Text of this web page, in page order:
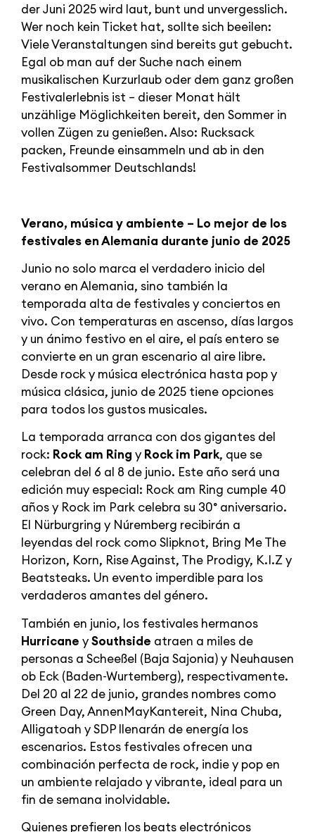
der Juni 2025 wird laut, bunt und unvergesslich.
Wer noch kein Ticket hat, sollte sich beeilen:
Viele Veranstaltungen sind bereits gut gebucht.
Egal ob man auf der Suche nach einem
musikalischen Kurzurlaub oder dem ganz großen
Festivalerlebnis ist – dieser Monat hält
unzählige Möglichkeiten bereit, den Sommer in
vollen Zügen zu genießen. Also: Rucksack
packen, Freunde einsammeln und ab in den
Festivalsommer Deutschlands!
Verano, música y ambiente – Lo mejor de los
festivales en Alemania durante junio de 2025
Junio no solo marca el verdadero inicio del
verano en Alemania, sino también la
temporada alta de festivales y conciertos en
vivo. Con temperaturas en ascenso, días largos
y un ánimo festivo en el aire, el país entero se
convierte en un gran escenario al aire libre.
Desde rock y música electrónica hasta pop y
música clásica, junio de 2025 tiene opciones
para todos los gustos musicales.
La temporada arranca con dos gigantes del
rock: Rock am Ring y Rock im Park, que se
celebran del 6 al 8 de junio. Este año será una
edición muy especial: Rock am Ring cumple 40
años y Rock im Park celebra su 30° aniversario.
El Nürburgring y Núremberg recibirán a
leyendas del rock como Slipknot, Bring Me The
Horizon, Korn, Rise Against, The Prodigy, K.I.Z y
Beatsteaks. Un evento imperdible para los
verdaderos amantes del género.
También en junio, los festivales hermanos
Hurricane ySouthside atraen a miles de
personas a Scheeßel (Baja Sajonia) y Neuhausen
ob Eck (Baden-Wurtemberg), respectivamente.
Del 20 al 22 de junio, grandes nombres como
Green Day, AnnenMayKantereit, Nina Chuba,
Alligatoah y SDP llenarán de energía los
escenarios. Estos festivales ofrecen una
combinación perfecta de rock, indie y pop en
un ambiente relajado y vibrante, ideal para un
fin de semana inolvidable.
Quienes prefieren los beats electrónicos